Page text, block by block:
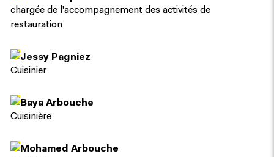
chargée de l'accompagnement des activités de
restauration
Jessy Pagniez
Cuisinier
Baya Arbouche
Cuisinière
Mohamed Arbouche